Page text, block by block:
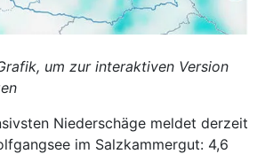
um zur interaktiven Version
Niederschäge meldet derzeit
im Salzkammergut: 4,6